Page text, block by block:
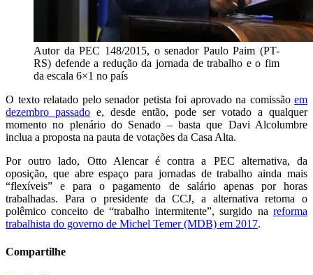
Autor da PEC 148/2015, o senador Paulo Paim (PT-
RS) defende a redução da jornada de trabalho e o fim
da escala 6×1 no país
O texto relatado pelo senador petista foi aprovado na comissão em
dezembro passado e, desde então, pode ser votado a qualquer
momento no plenário do Senado – basta que Davi Alcolumbre
inclua a proposta na pauta de votações da Casa Alta.
Por outro lado, Otto Alencar é contra a PEC alternativa, da
oposição, que abre espaço para jornadas de trabalho ainda mais
“flexíveis” e para o pagamento de salário apenas por horas
trabalhadas. Para o presidente da CCJ, a alternativa retoma o
polêmico conceito de “trabalho intermitente”, surgido na reforma
trabalhista do governo de Michel Temer (MDB) em 2017.
Compartilhe